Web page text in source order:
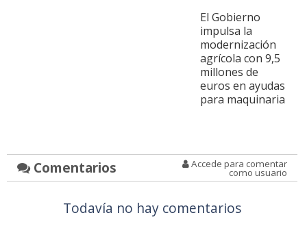
El Gobierno
impulsa la
modernización
agrícola con 9,5
millones de
euros en ayudas
para maquinaria
Comentarios Accede para comentar
como usuario
Todavía no hay comentarios